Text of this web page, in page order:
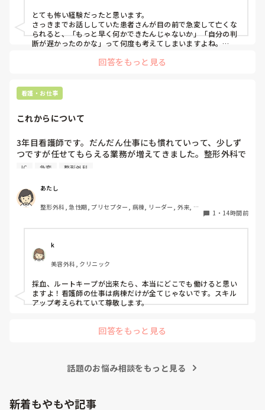
とても怖い経験だったと思います。
さっきまでお話ししていた患者さんが目の前で急変して亡くな
られると、「もっと早く何かできたんじゃないか」「自分の判
断が遅かったのかな」って何度も考えてしまいますよね。
ただ、書かれている経過を見る限り、最初にAFが出た時点で先
ったとは限らないと思います。AFでも、血圧低下や意識障害な
ど循環が不安定な場合に緊急でDCを考えるので、落ち着いてい
だけが原因というより、心筋虚血や電解質異常など、背景に別
の原因があった可能性も考えられると思います。
VFになった後についても、AEDはVFやパルスレスVTに対して
いだったわけではないと思います。
文面を見る限り、AFに気づいて先生へ報告し、一度落ち着いた
後も観察を続け、また変化があった時には先生へ連絡されてい
振り返るのであれば、一人で「自分の判断が遅かった」と考え
るより、その時の血圧や症状、波形、採血などを先生やスタッ
フと一緒に確認してみると、何が起きていたのか少し整理でき
るかもしれません。
急変の後はどうしても「あの時こうしていたら」と考えてしま
うと思います。一人で抱え込まず、周りの方ともお話ししてく
回答をもっと見る
看護・お仕事
これからについて
3年目看護師です。だんだん仕事にも慣れていって、少しず
つですが任せてもらえる業務が増えてきました。整形外科で
働いていますが、たしかに高齢者が多い病棟ですがほぼ急変
にはつながらないんじゃないか、って思ってしまいます。で
も、循環器やICU、救命に移動する勇気もありません、、
IC 急変 整形外科
あたし
整形外科, 急性期, プリセプター, 病棟, リーダー, 外来, 一
1 ・ 14時間前
k
美容外科, クリニック
採血、ルートキープが出来たら、本当にどこでも働けると思い
ますよ！看護師の仕事は病棟だけが全てじゃないです。スキル
アップ考えられていて尊敬します。
回答をもっと見る
話題のお悩み相談をもっと見る
新着もやもや記事